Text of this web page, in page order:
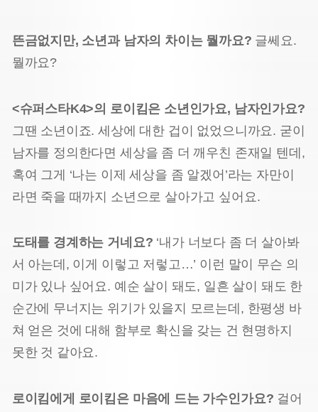
뜬금없지만, 소년과 남자의 차이는 뭘까요? 글쎄요.
뭘까요?
<슈퍼스타K4>의 로이킴은 소년인가요, 남자인가요?
그땐 소년이죠. 세상에 대한 겁이 없었으니까요. 굳이
남자를 정의한다면 세상을 좀 더 깨우친 존재일 텐데,
혹여 그게 ‘나는 이제 세상을 좀 알겠어’라는 자만이
라면 죽을 때까지 소년으로 살아가고 싶어요.
도태를 경계하는 거네요? ‘내가 너보다 좀 더 살아봐
서 아는데, 이게 이렇고 저렇고…’ 이런 말이 무슨 의
미가 있나 싶어요. 예순 살이 돼도, 일흔 살이 돼도 한
순간에 무너지는 위기가 있을지 모르는데, 한평생 바
쳐 얻은 것에 대해 함부로 확신을 갖는 건 현명하지
못한 것 같아요.
로이킴에게 로이킴은 마음에 드는 가수인가요? 걸어